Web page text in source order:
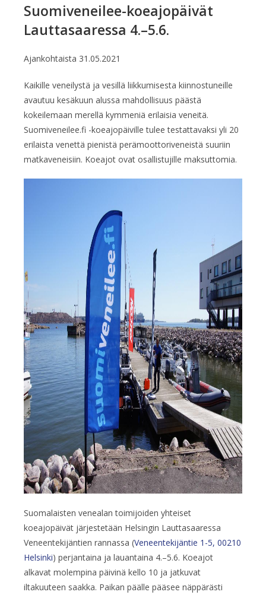
Suomiveneilee-koeajopäivät
Lauttasaaressa 4.–5.6.
Ajankohtaista 31.05.2021
Kaikille veneilystä ja vesillä liikkumisesta kiinnostuneille
avautuu kesäkuun alussa mahdollisuus päästä
kokeilemaan merellä kymmeniä erilaisia veneitä.
Suomiveneilee.fi -koeajopäiville tulee testattavaksi yli 20
erilaista venettä pienistä perämoottoriveneistä suuriin
matkaveneisiin. Koeajot ovat osallistujille maksuttomia.
Suomalaisten venealan toimijoiden yhteiset
koeajopäivät järjestetään Helsingin Lauttasaaressa
Veneentekijäntien rannassa (Veneentekijäntie 1-5, 00210
Helsinki) perjantaina ja lauantaina 4.–5.6. Koeajot
alkavat molempina päivinä kello 10 ja jatkuvat
iltakuuteen saakka. Paikan päälle pääsee näppärästi